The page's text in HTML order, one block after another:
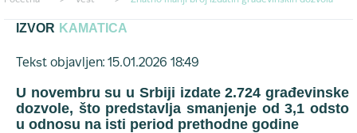
IZVOR KAMATICA
Tekst objavljen: 15.01.2026 18:49
U novembru su u Srbiji izdate 2.724 građevinske
dozvole, što predstavlja smanjenje od 3,1 odsto
u odnosu na isti period prethodne godine